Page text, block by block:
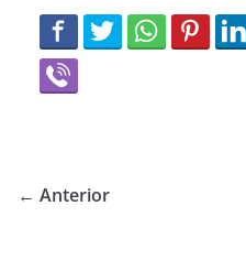
← Anterior